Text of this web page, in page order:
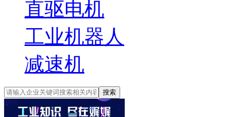
直驱电机
工业机器人
减速机
搜索